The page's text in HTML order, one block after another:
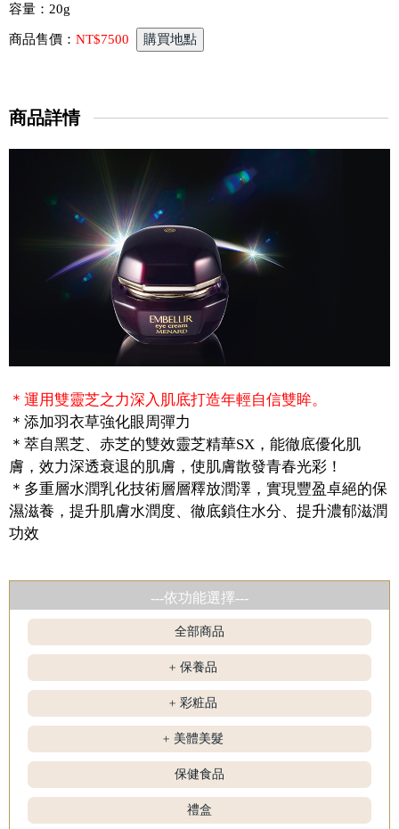
---依功能選擇---
全部商品
+ 保養品
+ 彩粧品
+ 美體美髮
保健食品
禮盒
容量： 20g
商品售價： NT$7500
商品詳情
＊運用雙靈芝之力深入肌底打造年輕自信雙眸。
＊添加羽衣草強化眼周彈力
＊萃自黑芝、赤芝的雙效靈芝精華SX，能徹底優化肌
膚，效力深透衰退的肌膚，使肌膚散發青春光彩！
＊多重層水潤乳化技術層層釋放潤澤，實現豐盈卓絕的保
濕滋養，提升肌膚水潤度、徹底鎖住水分、提升濃郁滋潤
功效